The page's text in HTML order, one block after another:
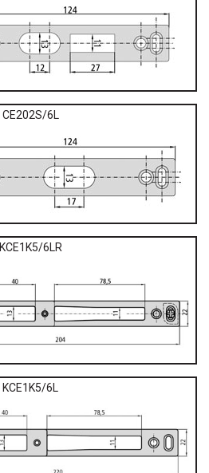
CE202S/6L
KCE1K5/6LR
KCE1K5/6L